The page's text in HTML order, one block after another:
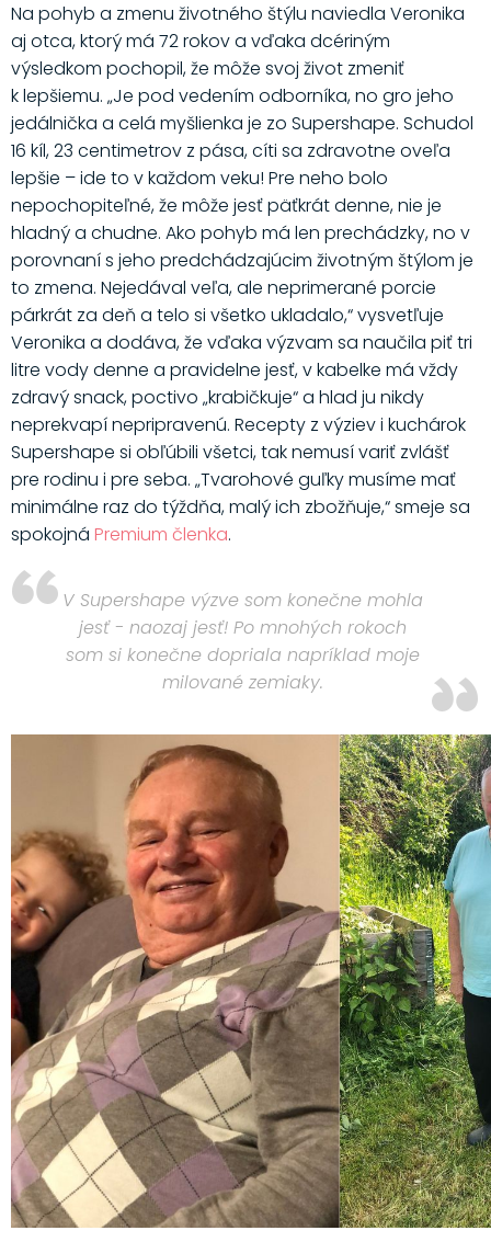
Na pohyb a zmenu životného štýlu naviedla Veronika
aj otca, ktorý má 72 rokov a vďaka dcériným
výsledkom pochopil, že môže svoj život zmeniť
k lepšiemu. „Je pod vedením odborníka, no gro jeho
jedálnička a celá myšlienka je zo Supershape. Schudol
16 kíl, 23 centimetrov z pása, cíti sa zdravotne oveľa
lepšie – ide to v každom veku! Pre neho bolo
nepochopiteľné, že môže jesť päťkrát denne, nie je
hladný a chudne. Ako pohyb má len prechádzky, no v
porovnaní s jeho predchádzajúcim životným štýlom je
to zmena. Nejedával veľa, ale neprimerané porcie
párkrát za deň a telo si všetko ukladalo,“ vysvetľuje
Veronika a dodáva, že vďaka výzvam sa naučila piť tri
litre vody denne a pravidelne jesť, v kabelke má vždy
zdravý snack, poctivo „krabičkuje“ a hlad ju nikdy
neprekvapí nepripravenú. Recepty z výziev i kuchárok
Supershape si obľúbili všetci, tak nemusí variť zvlášť
pre rodinu i pre seba. „Tvarohové guľky musíme mať
minimálne raz do týždňa, malý ich zbožňuje,“ smeje sa
spokojná Premium členka.
V Supershape výzve som konečne mohla
jesť - naozaj jesť! Po mnohých rokoch
som si konečne dopriala napríklad moje
milované zemiaky.